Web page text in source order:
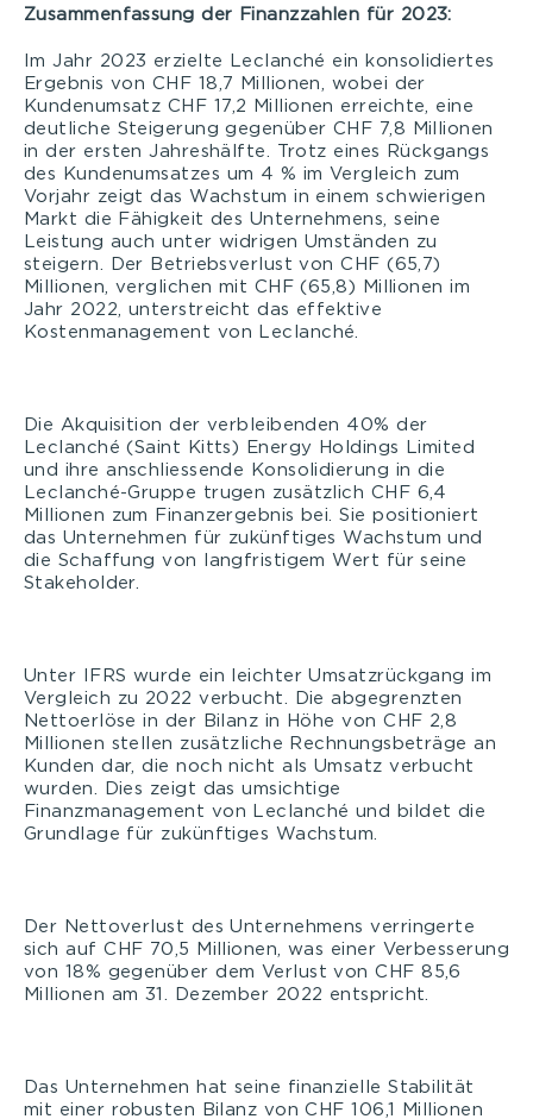
Zusammenfassung der Finanzzahlen für 2023:
Im Jahr 2023 erzielte Leclanché ein konsolidiertes
Ergebnis von CHF 18,7 Millionen, wobei der
Kundenumsatz CHF 17,2 Millionen erreichte, eine
deutliche Steigerung gegenüber CHF 7,8 Millionen
in der ersten Jahreshälfte. Trotz eines Rückgangs
des Kundenumsatzes um 4 % im Vergleich zum
Vorjahr zeigt das Wachstum in einem schwierigen
Markt die Fähigkeit des Unternehmens, seine
Leistung auch unter widrigen Umständen zu
steigern. Der Betriebsverlust von CHF (65,7)
Millionen, verglichen mit CHF (65,8) Millionen im
Jahr 2022, unterstreicht das effektive
Kostenmanagement von Leclanché.
Die Akquisition der verbleibenden 40% der
Leclanché (Saint Kitts) Energy Holdings Limited
und ihre anschliessende Konsolidierung in die
Leclanché-Gruppe trugen zusätzlich CHF 6,4
Millionen zum Finanzergebnis bei. Sie positioniert
das Unternehmen für zukünftiges Wachstum und
die Schaffung von langfristigem Wert für seine
Stakeholder.
Unter IFRS wurde ein leichter Umsatzrückgang im
Vergleich zu 2022 verbucht. Die abgegrenzten
Nettoerlöse in der Bilanz in Höhe von CHF 2,8
Millionen stellen zusätzliche Rechnungsbeträge an
Kunden dar, die noch nicht als Umsatz verbucht
wurden. Dies zeigt das umsichtige
Finanzmanagement von Leclanché und bildet die
Grundlage für zukünftiges Wachstum.
Der Nettoverlust des Unternehmens verringerte
sich auf CHF 70,5 Millionen, was einer Verbesserung
von 18% gegenüber dem Verlust von CHF 85,6
Millionen am 31. Dezember 2022 entspricht.
Das Unternehmen hat seine finanzielle Stabilität
mit einer robusten Bilanz von CHF 106,1 Millionen